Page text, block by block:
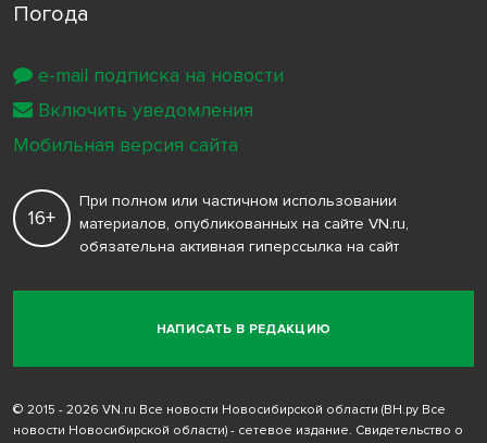
Погода
НАПИСАТЬ В РЕДАКЦИЮ
16+
При полном или частичном использовании
материалов, опубликованных на сайте VN.ru,
обязательна активная гиперссылка на сайт
© 2015 - 2026 VN.ru Все новости Новосибирской области (ВН.ру Все
новости Новосибирской области) - сетевое издание. Свидетельство о
e-mail подписка на новости
Включить уведомления
Мобильная версия сайта